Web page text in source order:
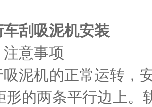
车刮吸泥机安装
注意事项
吸泥机的正常运转，
形的两条平行边上。